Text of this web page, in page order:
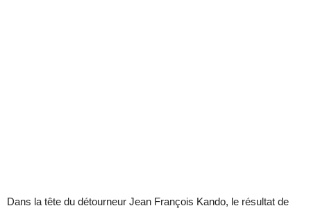
Dans la tête du détourneur Jean François Kando, le résultat de